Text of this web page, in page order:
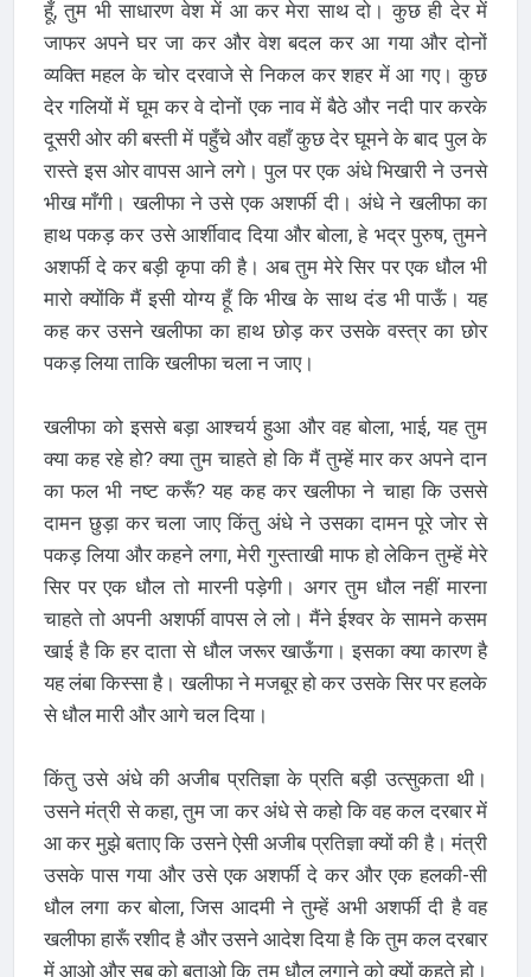
हूँ, तुम भी साधारण वेश में आ कर मेरा साथ दो। कुछ ही देर में
जाफर अपने घर जा कर और वेश बदल कर आ गया और दोनों
व्यक्ति महल के चोर दरवाजे से निकल कर शहर में आ गए। कुछ
देर गलियों में घूम कर वे दोनों एक नाव में बैठे और नदी पार करके
दूसरी ओर की बस्ती में पहुँचे और वहाँ कुछ देर घूमने के बाद पुल के
रास्ते इस ओर वापस आने लगे। पुल पर एक अंधे भिखारी ने उनसे
भीख माँगी। खलीफा ने उसे एक अशर्फी दी। अंधे ने खलीफा का
हाथ पकड़ कर उसे आर्शीवाद दिया और बोला, हे भद्र पुरुष, तुमने
अशर्फी दे कर बड़ी कृपा की है। अब तुम मेरे सिर पर एक धौल भी
मारो क्योंकि मैं इसी योग्य हूँ कि भीख के साथ दंड भी पाऊँ। यह
कह कर उसने खलीफा का हाथ छोड़ कर उसके वस्त्र का छोर
पकड़ लिया ताकि खलीफा चला न जाए।
खलीफा को इससे बड़ा आश्चर्य हुआ और वह बोला, भाई, यह तुम
क्या कह रहे हो? क्या तुम चाहते हो कि मैं तुम्हें मार कर अपने दान
का फल भी नष्ट करूँ? यह कह कर खलीफा ने चाहा कि उससे
दामन छुड़ा कर चला जाए किंतु अंधे ने उसका दामन पूरे जोर से
पकड़ लिया और कहने लगा, मेरी गुस्ताखी माफ हो लेकिन तुम्हें मेरे
सिर पर एक धौल तो मारनी पड़ेगी। अगर तुम धौल नहीं मारना
चाहते तो अपनी अशर्फी वापस ले लो। मैंने ईश्वर के सामने कसम
खाई है कि हर दाता से धौल जरूर खाऊँगा। इसका क्या कारण है
यह लंबा किस्सा है। खलीफा ने मजबूर हो कर उसके सिर पर हलके
से धौल मारी और आगे चल दिया।
किंतु उसे अंधे की अजीब प्रतिज्ञा के प्रति बड़ी उत्सुकता थी।
उसने मंत्री से कहा, तुम जा कर अंधे से कहो कि वह कल दरबार में
आ कर मुझे बताए कि उसने ऐसी अजीब प्रतिज्ञा क्यों की है। मंत्री
उसके पास गया और उसे एक अशर्फी दे कर और एक हलकी-सी
धौल लगा कर बोला, जिस आदमी ने तुम्हें अभी अशर्फी दी है वह
खलीफा हारूँ रशीद है और उसने आदेश दिया है कि तुम कल दरबार
में आओ और सब को बताओ कि तुम धौल लगाने को क्यों कहते हो।